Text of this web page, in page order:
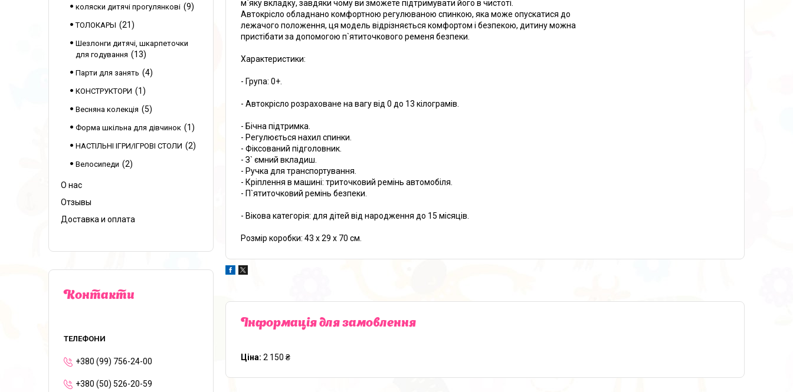
м`яку вкладку, завдяки чому ви зможете підтримувати його в чистоті.
Автокрісло обладнано комфортною регулюваною спинкою, яка може опускатися до
лежачого положення, ця модель відрізняється комфортом і безпекою, дитину можна
пристібати за допомогою п`ятиточкового ременя безпеки.
Характеристики:
- Група: 0+.
- Автокрісло розраховане на вагу від 0 до 13 кілограмів.
- Бічна підтримка.
- Регулюється нахил спинки.
- Фіксований підголовник.
- З` ємний вкладиш.
- Ручка для транспортування.
- Кріплення в машині: триточковий ремінь автомобіля.
- П`ятиточковий ремінь безпеки.
- Вікова категорія: для дітей від народження до 15 місяців.
Розмір коробки: 43 x 29 x 70 см.
Інформація для замовлення
Ціна: 2 150 ₴
коляски дитячі прогулянкові 9
ТОЛОКАРЫ 21
Шезлонги дитячі, шкарпеточки
для годування
13
Парти для занять 4
КОНСТРУКТОРИ 1
Весняна колекція 5
Форма шкільна для дівчинок 1
НАСТІЛЬНІ ІГРИ/ІГРОВІ СТОЛИ 2
Велосипеди 2
О нас
Отзывы
Доставка и оплата
Контакти
+380 (99) 756-24-00
+380 (50) 526-20-59